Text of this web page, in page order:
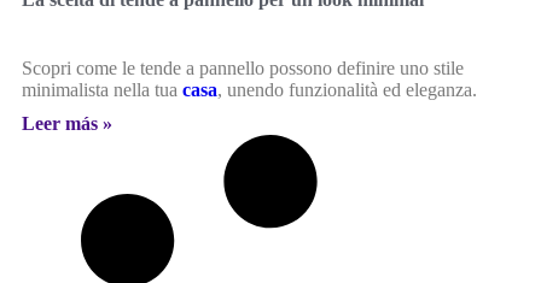
Scopri come le tende a pannello possono definire uno stile
minimalista nella tua casa, unendo funzionalità ed eleganza.
Leer más »